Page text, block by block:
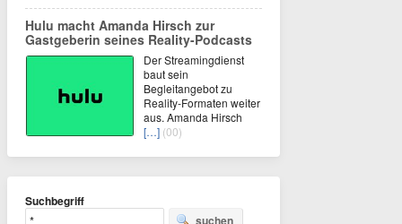
Hulu macht Amanda Hirsch zur
Gastgeberin seines Reality-Podcasts
Der Streamingdienst
baut sein
Begleitangebot zu
Reality-Formaten weiter
aus. Amanda Hirsch
[…] (00)
Suchbegriff
suchen